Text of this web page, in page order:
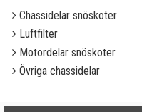
Chassidelar snöskoter
Luftfilter
Motordelar snöskoter
Övriga chassidelar